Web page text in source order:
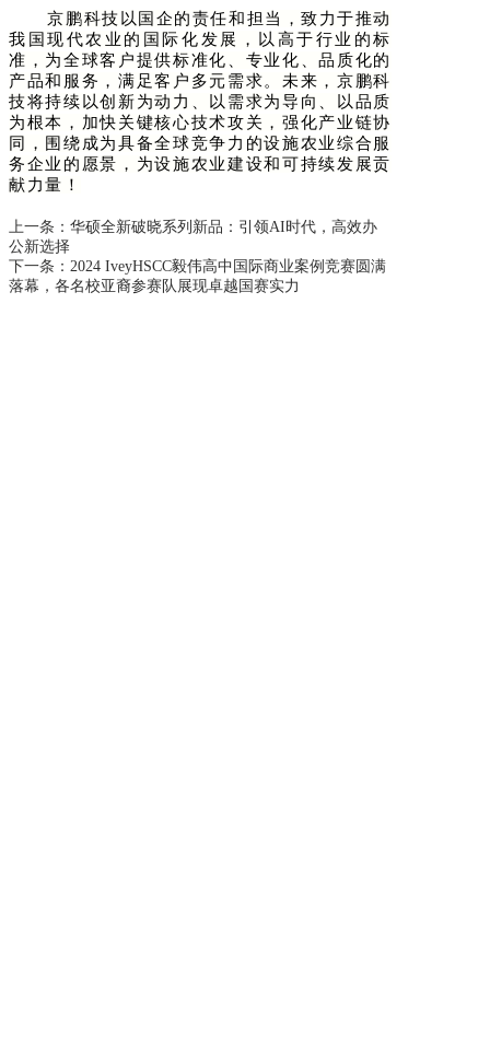
京鹏科技以国企的责任和担当，致力于推动
我国现代农业的国际化发展，以高于行业的标
准，为全球客户提供标准化、专业化、品质化的
产品和服务，满足客户多元需求。未来，京鹏科
技将持续以创新为动力、以需求为导向、以品质
为根本，加快关键核心技术攻关，强化产业链协
同，围绕成为具备全球竞争力的设施农业综合服
务企业的愿景，为设施农业建设和可持续发展贡
献力量！
上一条： 华硕全新破晓系列新品：引领AI时代，高效办
公新选择
下一条： 2024 IveyHSCC毅伟高中国际商业案例竞赛圆满
落幕，各名校亚裔参赛队展现卓越国赛实力